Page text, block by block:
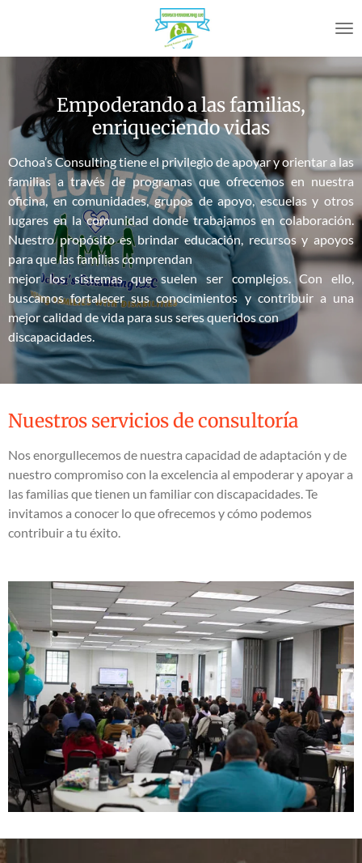
main
content
Empoderando a las familias,
enriqueciendo vidas
Ochoa’s Consulting tiene el privilegio de apoyar y orientar a las
familias a través de programas que ofrecemos en nuestra
oficina, en comunidades, grupos de apoyo, escuelas y otros
lugares en la comunidad donde trabajamos en colaboración.
Nuestro propósito es brindar educación, recursos y apoyos
para que las familias comprendan
mejor los sistemas que suelen ser complejos. Con ello,
buscamos fortalecer sus conocimientos y contribuir a una
mejor calidad de vida para sus seres queridos con
discapacidades.
Nuestros servicios de consultoría
Nos enorgullecemos de nuestra capacidad de adaptación y de
nuestro compromiso con la excelencia al empoderar y apoyar a
las familias que tienen un familiar con discapacidades. Te
invitamos a conocer lo que ofrecemos y cómo podemos
contribuir a tu éxito.